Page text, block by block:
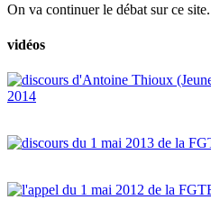
On va continuer le débat sur ce
vidéos